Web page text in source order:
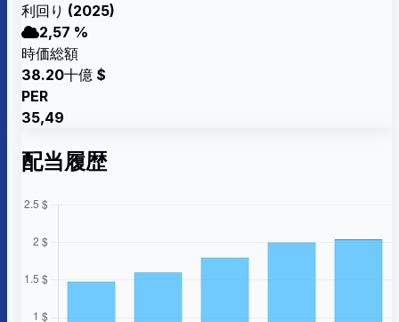
利回り (2025)
2,57 %
時価総額
38.20十億 $
PER
35,49
配当履歴